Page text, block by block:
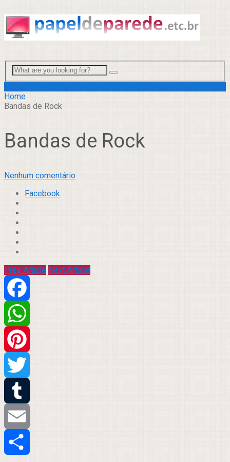
Home
Bandas de Rock
Bandas de Rock
Nenhum comentário
Facebook
Prev Article Next Article
Facebook
WhatsApp
Pinterest
Twitter
Tumblr
Email